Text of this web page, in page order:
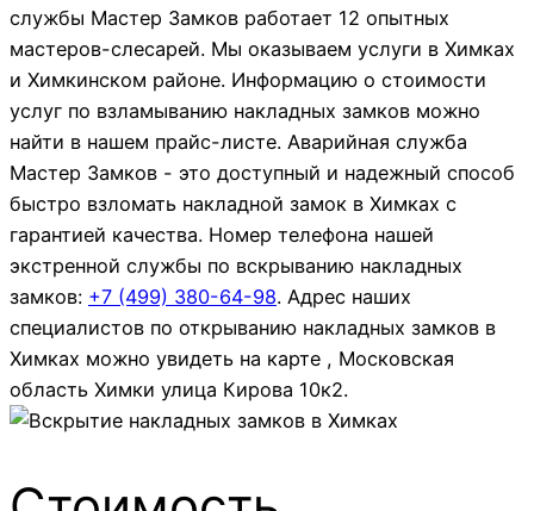
службы Мастер Замков работает 12 опытных
мастеров-слесарей. Мы оказываем услуги в Химках
и Химкинском районе. Информацию о стоимости
услуг по взламыванию накладных замков можно
найти в нашем прайс-листе. Аварийная служба
Мастер Замков - это доступный и надежный способ
быстро взломать накладной замок в Химках с
гарантией качества. Номер телефона нашей
экстренной службы по вскрыванию накладных
замков: +7 (499) 380-64-98. Адрес наших
специалистов по открыванию накладных замков в
Химках можно увидеть на карте , Московская
область Химки улица Кирова 10к2.